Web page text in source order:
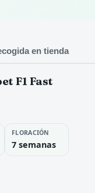
en tienda
F1 Fast
FLORACIÓN
7 semanas